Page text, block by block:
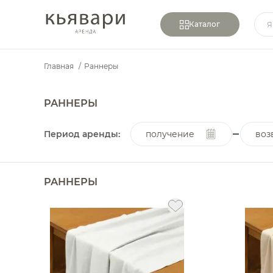
Каталог
Главная / Раннеры
РАННЕРЫ
Период аренды: получение
РАННЕРЫ